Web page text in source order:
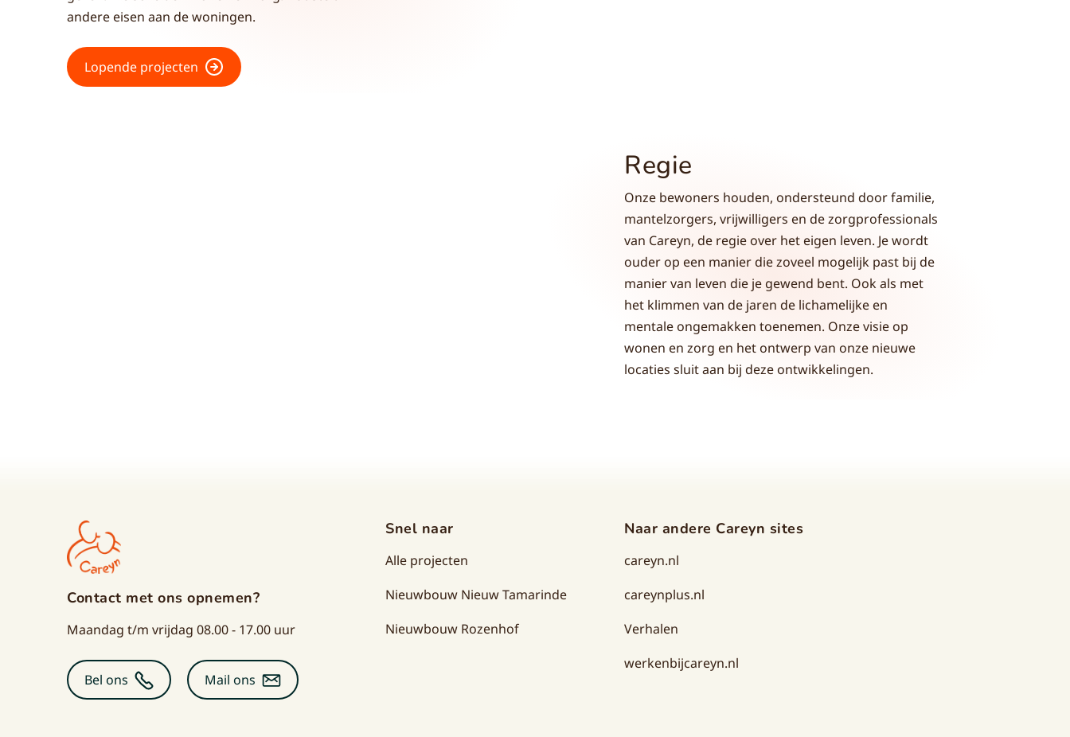
andere eisen aan de woningen.
Lopende projecten
Regie
Onze bewoners houden, ondersteund door familie,
mantelzorgers, vrijwilligers en de zorgprofessionals
van Careyn, de regie over het eigen leven. Je wordt
ouder op een manier die zoveel mogelijk past bij de
manier van leven die je gewend bent. Ook als met
het klimmen van de jaren de lichamelijke en
mentale ongemakken toenemen. Onze visie op
wonen en zorg en het ontwerp van onze nieuwe
locaties sluit aan bij deze ontwikkelingen.
Contact met ons opnemen?
Maandag t/m vrijdag 08.00 - 17.00 uur
Bel ons Mail ons
Snel naar
Alle projecten
Nieuwbouw Nieuw Tamarinde
Nieuwbouw Rozenhof
Naar andere Careyn sites
careyn.nl
careynplus.nl
Verhalen
werkenbijcareyn.nl